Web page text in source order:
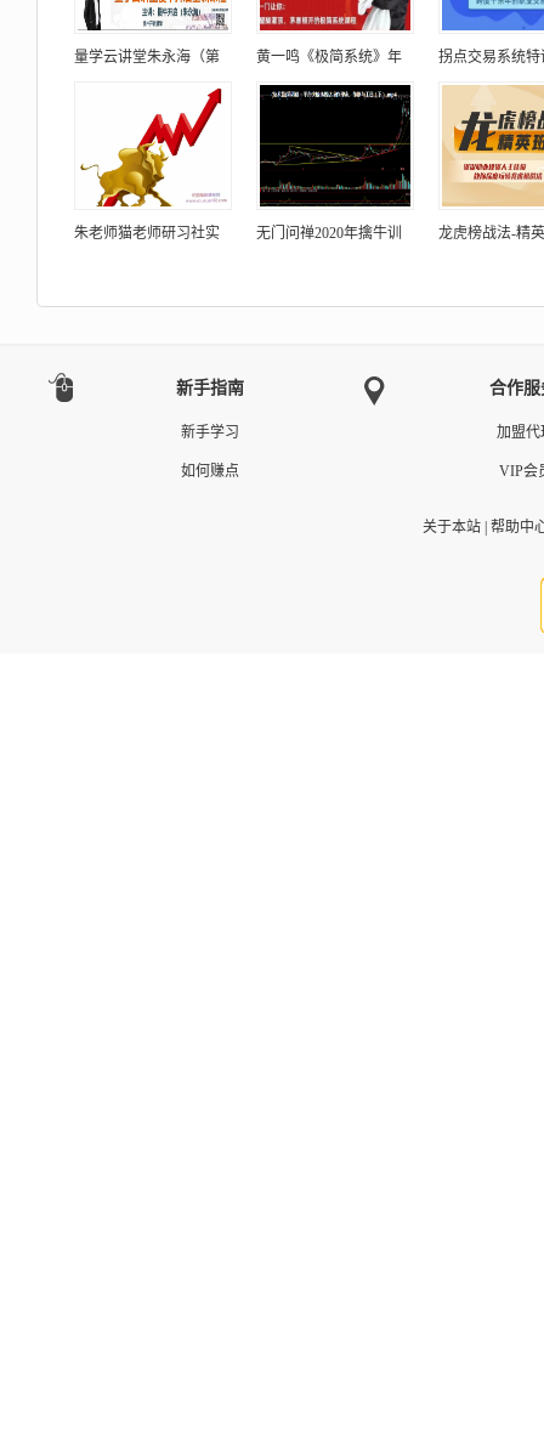
量学云讲堂朱永海（第 黄一鸣《极简系统》年 拐点交易系统特
朱老师猫老师研习社实 无门问禅2020年擒牛训 龙虎榜战法-精
新手指南
新手学习
如何赚点
合作服
加盟代
VIP会
关于本站| 帮助中